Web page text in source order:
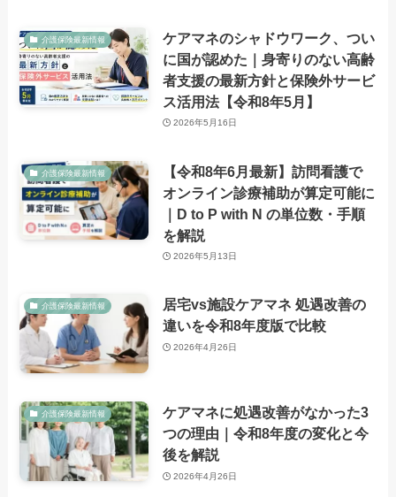
介護保険最新情報
ケアマネのシャドウワーク、つい
に国が認めた｜身寄りのない高齢
者支援の最新方針と保険外サービ
ス活用法【令和8年5月】
2026年5月16日
介護保険最新情報
【令和8年6月最新】訪問看護で
オンライン診療補助が算定可能に
｜D to P with N の単位数・手順
を解説
2026年5月13日
介護保険最新情報
居宅vs施設ケアマネ 処遇改善の
違いを令和8年度版で比較
2026年4月26日
介護保険最新情報
ケアマネに処遇改善がなかった3
つの理由｜令和8年度の変化と今
後を解説
2026年4月26日